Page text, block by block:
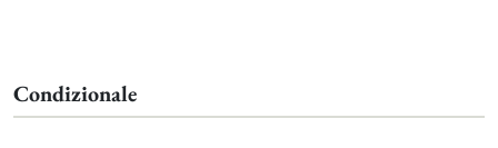
Condizionale